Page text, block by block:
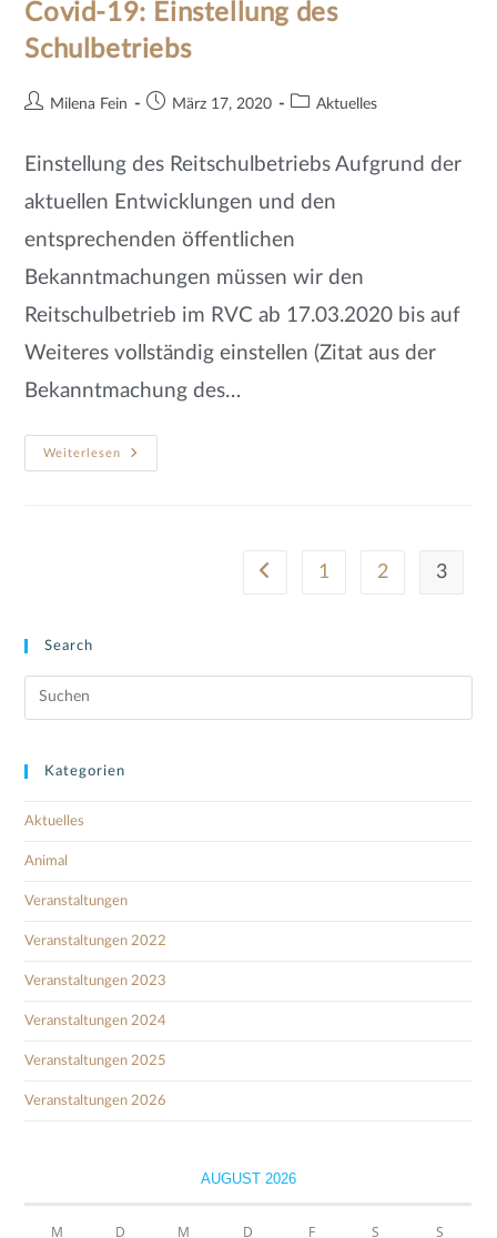
Covid-19: Einstellung des
Schulbetriebs
Milena Fein März 17, 2020 Aktuelles
Einstellung des Reitschulbetriebs Aufgrund der
aktuellen Entwicklungen und den
entsprechenden öffentlichen
Bekanntmachungen müssen wir den
Reitschulbetrieb im RVC ab 17.03.2020 bis auf
Weiteres vollständig einstellen (Zitat aus der
Bekanntmachung des…
Weiterlesen
1 2 3
Search
Kategorien
Aktuelles
Animal
Veranstaltungen
Veranstaltungen 2022
Veranstaltungen 2023
Veranstaltungen 2024
Veranstaltungen 2025
Veranstaltungen 2026
AUGUST 2026
M D M D F S S